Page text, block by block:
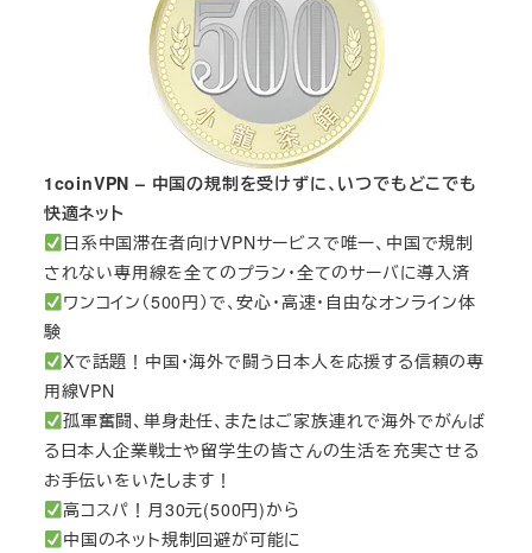
1coinVPN – 中国の規制を受けずに、いつでもどこでも
快適ネット
日系中国滞在者向けVPNサービスで唯一、中国で規制
されない専用線を全てのプラン・全てのサーバに導入済
ワンコイン（500円）で、安心・高速・自由なオンライン体
験
Xで話題！中国・海外で闘う日本人を応援する信頼の専
用線VPN
孤軍奮闘、単身赴任、またはご家族連れで海外でがんば
る日本人企業戦士や留学生の皆さんの生活を充実させる
お手伝いをいたします！
高コスパ！月30元(500円)から
中国のネット規制回避が可能に